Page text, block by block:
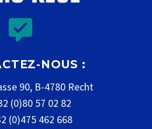


NOUS :
90, B-4780 Recht
(0)80 57 02 82
(0)475 462 668